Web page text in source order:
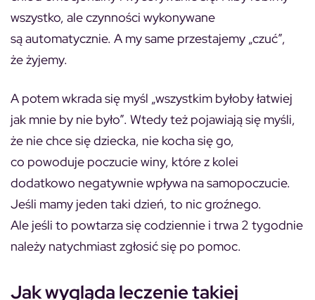
wszystko, ale czynności wykonywane
są automatycznie. A my same przestajemy „czuć”,
że żyjemy.
A potem wkrada się myśl „wszystkim byłoby łatwiej
jak mnie by nie było”. Wtedy też pojawiają się myśli,
że nie chce się dziecka, nie kocha się go,
co powoduje poczucie winy, które z kolei
dodatkowo negatywnie wpływa na samopoczucie.
Jeśli mamy jeden taki dzień, to nic groźnego.
Ale jeśli to powtarza się codziennie i trwa 2 tygodnie
należy natychmiast zgłosić się po pomoc.
Jak wygląda leczenie takiej